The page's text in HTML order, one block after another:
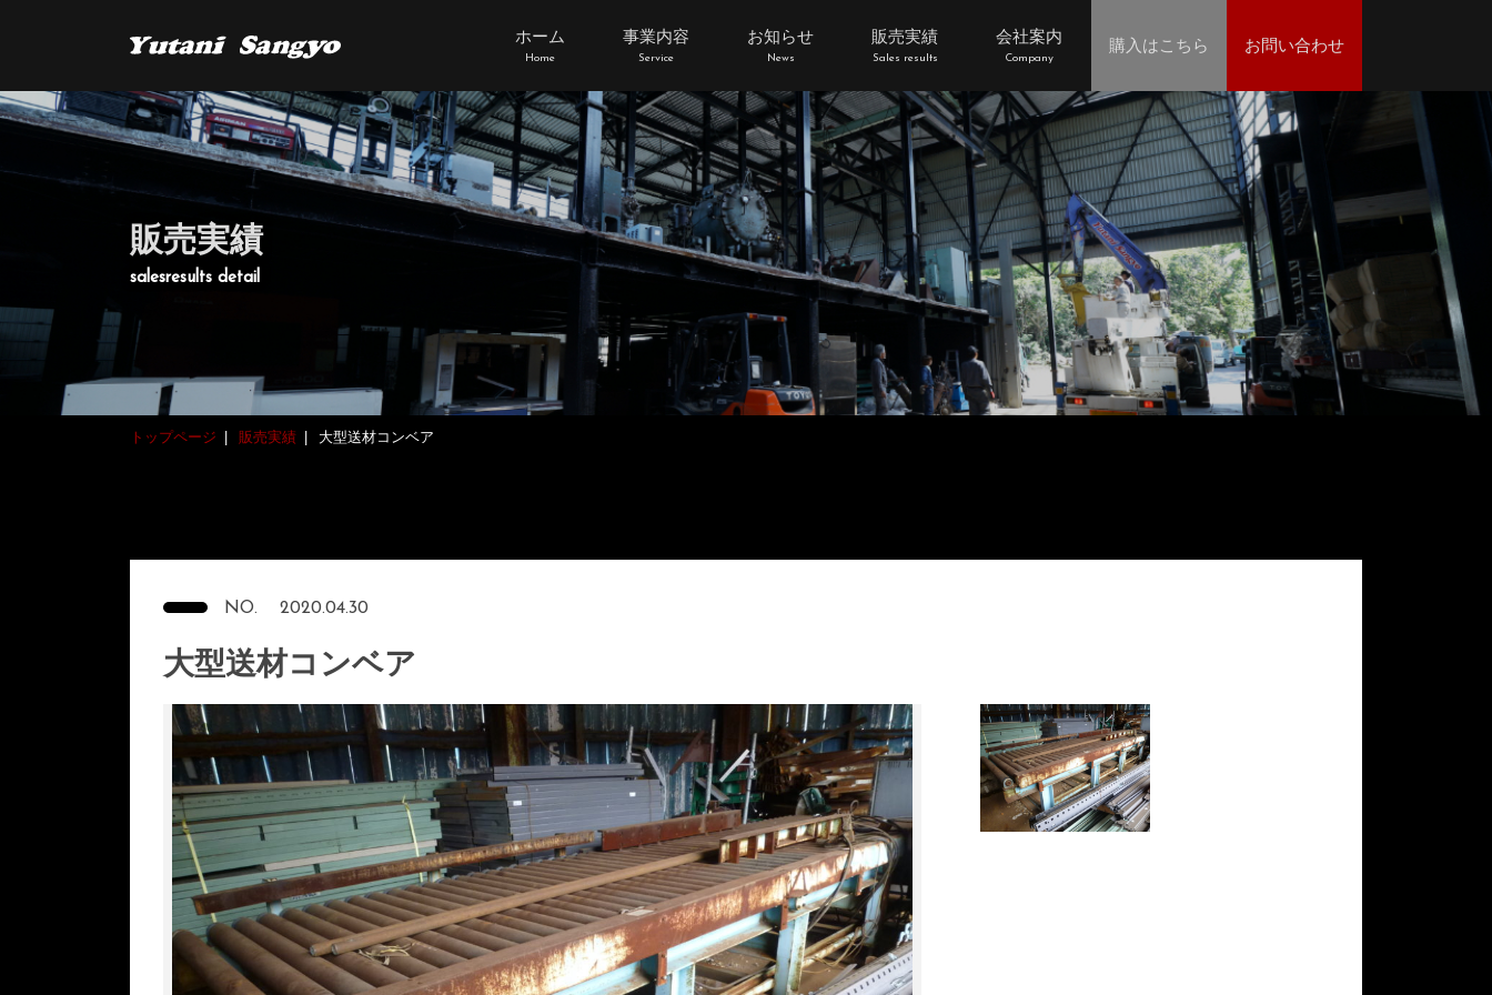
ホーム
Home
事業内容
Service
お知らせ
News
販売実績
Sales results
会社案内
Company
購入はこちら お問い合わせ
販売実績
salesresults detail
トップページ 販売実績 大型送材コンベア
NO. 2020.04.30
大型送材コンベア